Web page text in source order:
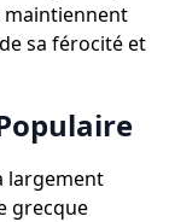
maintiennent
sa férocité et
largement
grecque